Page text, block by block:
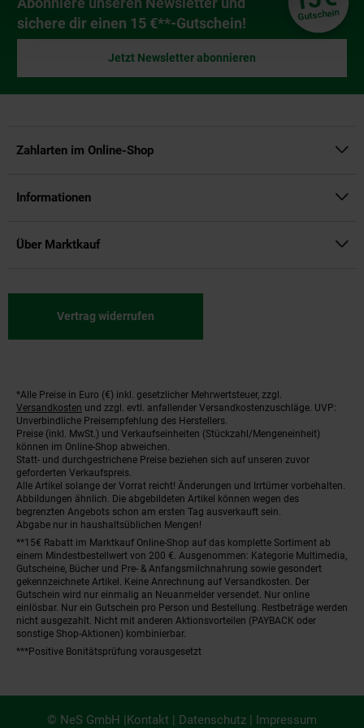
sichere dir einen 15 €**-Gutschein!
Gutschein
Jetzt Newsletter abonnieren
Zahlarten im Online-Shop
Informationen
Über Marktkauf
Vertrag widerrufen
Fußnoten
*Alle Preise in Euro (€) inkl. gesetzlicher Mehrwertsteuer, zzgl.
Versandkosten und zzgl. evtl. anfallender Versandkostenzuschläge. UVP:
Unverbindliche Preisempfehlung des Herstellers.
Preise (inkl. MwSt.) und Verkaufseinheiten (Stückzahl/Mengeneinheit)
können im Online-Shop abweichen.
Statt- und durchgestrichene Preise beziehen sich auf unseren zuvor
geforderten Verkaufspreis.
Alle Artikel solange der Vorrat reicht! Änderungen und Irrtümer vorbehalten.
Abbildungen ähnlich. Die abgebildeten Artikel können wegen des
begrenzten Angebots schon am ersten Tag ausverkauft sein.
Abgabe nur in haushaltsüblichen Mengen!
**15€ Rabatt im Marktkauf Online-Shop auf das komplette Sortiment ab
einem Mindestbestellwert von 200 €. Ausgenommen: Kategorie Multimedia,
Gutscheine, Bücher und Pre- & Anfangsmilchnahrung sowie gesondert
gekennzeichnete Artikel. Keine Anrechnung auf Versandkosten. Der
Gutschein wird nur einmalig an Neuanmelder versendet. Nur online
einlösbar. Nur ein Gutschein pro Person und Bestellung. Restbeträge werden
nicht ausgezahlt. Nicht mit anderen Aktionsvorteilen (PAYBACK oder
sonstige Shop-Aktionen) kombinierbar.
***Positive Bonitätsprüfung vorausgesetzt
© NeS GmbH |Kontakt | Datenschutz | Impressum